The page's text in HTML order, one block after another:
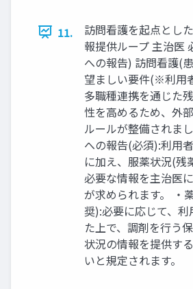
11.
訪問看護を起点とし
報提供ループ 主治医
への報告) 訪問看護(
望ましい要件(※利用
多職種連携を通じた
性を高めるため、外
ルールが整備されま
への報告(必須):利用
に加え、服薬状況(残
必要な情報を主治医
が求められます。 ・
奨):必要に応じて、
た上で、調剤を行う
状況の情報を提供す
いと規定されます。